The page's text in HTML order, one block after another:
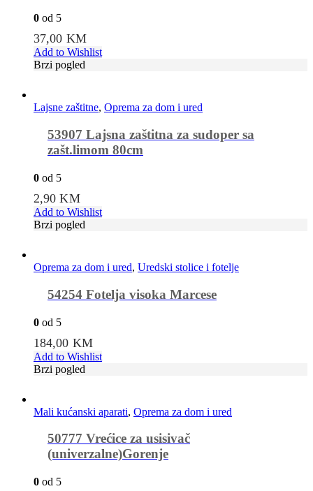
0 od 5
37,00 KM
Add to Wishlist
Brzi pogled
Lajsne zaštitne, Oprema za dom i ured
53907 Lajsna zaštitna za sudoper sa
zašt.limom 80cm
0 od 5
2,90KM
Add to Wishlist
Brzi pogled
Oprema za dom i ured, Uredski stolice i fotelje
54254 Fotelja visoka Marcese
0 od 5
184,00 KM
Add to Wishlist
Brzi pogled
Mali kućanski aparati, Oprema za dom i ured
50777 Vrećice za usisivač
(univerzalne)Gorenje
0 od 5